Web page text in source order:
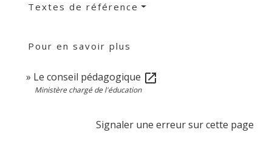
Textes de référence
Pour en savoir plus
Le conseil pédagogique open_in_new
Ministère chargé de l'éducation
Signaler une erreur sur cette page